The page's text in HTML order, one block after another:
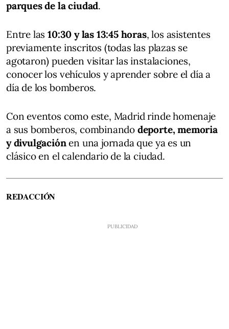
parques de la ciudad.
Entre las10:30 y las 13:45 horas, los asistentes
previamente inscritos (todas las plazas se
agotaron) pueden visitar las instalaciones,
conocer los vehículos y aprender sobre el día a
día de los bomberos.
Con eventos como este, Madrid rinde homenaje
a sus bomberos, combinando deporte, memoria
y divulgaciónen una jornada que ya es un
clásico en el calendario de la ciudad.
REDACCIÓN